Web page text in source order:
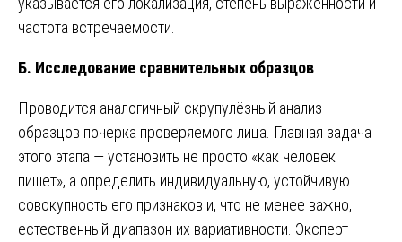
частота встречаемости.
Б. Исследование сравнительных образцов
Проводится аналогичный скрупулёзный анализ
образцов почерка проверяемого лица. Главная задача
этого этапа — установить не просто «как человек
пишет», а определить индивидуальную, устойчивую
совокупность его признаков и, что не менее важно,
естественный диапазон их вариативности. Эксперт